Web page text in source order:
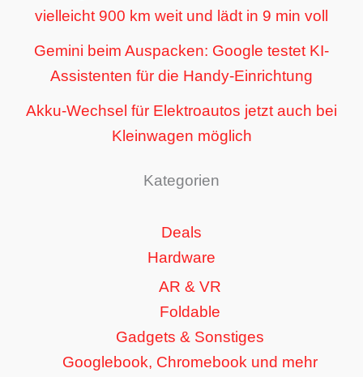
vielleicht 900 km weit und lädt in 9 min voll
Gemini beim Auspacken: Google testet KI-
Assistenten für die Handy-Einrichtung
Akku-Wechsel für Elektroautos jetzt auch bei
Kleinwagen möglich
Kategorien
Deals
Hardware
AR & VR
Foldable
Gadgets & Sonstiges
Googlebook, Chromebook und mehr